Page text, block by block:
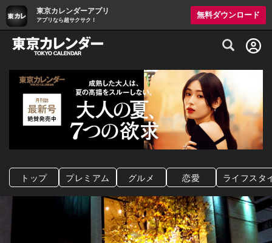
東京カレンダーアプリ
アプリなら超サクサク！
無料ダウンロード
グルメ情報・プレミアムレストラン予約
トップ プレミアム グルメ 恋愛 ライフスタ